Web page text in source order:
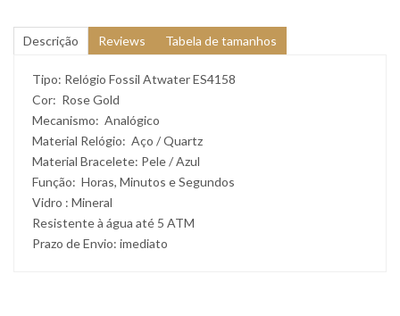
Descrição Reviews Tabela de tamanhos
Tipo: Relógio Fossil Atwater ES4158
Cor: Rose Gold
Mecanismo: Analógico
Material Relógio: Aço / Quartz
Material Bracelete: Pele / Azul
Função: Horas, Minutos e Segundos
Vidro : Mineral
Resistente à água até 5 ATM
Prazo de Envio: imediato